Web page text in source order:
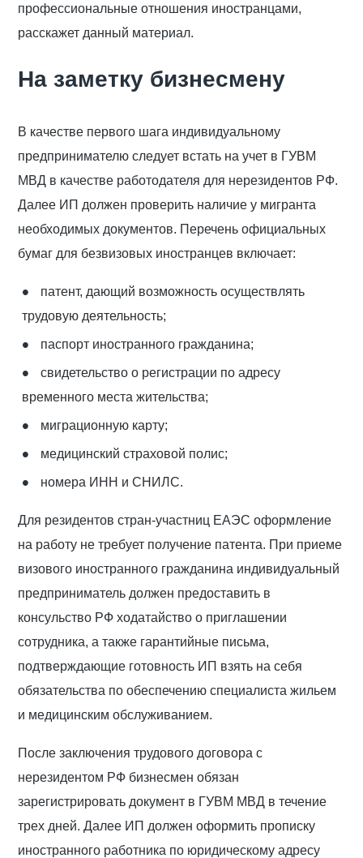
профессиональные отношения иностранцами,
расскажет данный материал.
На заметку бизнесмену
В качестве первого шага индивидуальному
предпринимателю следует встать на учет в ГУВМ
МВД в качестве работодателя для нерезидентов РФ.
Далее ИП должен проверить наличие у мигранта
необходимых документов. Перечень официальных
бумаг для безвизовых иностранцев включает:
патент, дающий возможность осуществлять
трудовую деятельность;
паспорт иностранного гражданина;
свидетельство о регистрации по адресу
временного места жительства;
миграционную карту;
медицинский страховой полис;
номера ИНН и СНИЛС.
Для резидентов стран-участниц ЕАЭС оформление
на работу не требует получение патента. При приеме
визового иностранного гражданина индивидуальный
предприниматель должен предоставить в
консульство РФ ходатайство о приглашении
сотрудника, а также гарантийные письма,
подтверждающие готовность ИП взять на себя
обязательства по обеспечению специалиста жильем
и медицинским обслуживанием.
После заключения трудового договора с
нерезидентом РФ бизнесмен обязан
зарегистрировать документ в ГУВМ МВД в течение
трех дней. Далее ИП должен оформить прописку
иностранного работника по юридическому адресу